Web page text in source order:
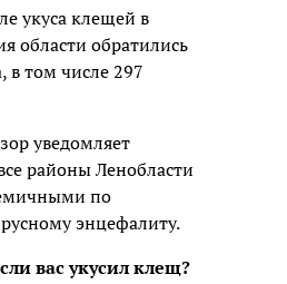
укуса клещей в
области обратились
в том числе 297
уведомляет
районы Ленобласти
по
энцефалиту.
вас укусил клещ?